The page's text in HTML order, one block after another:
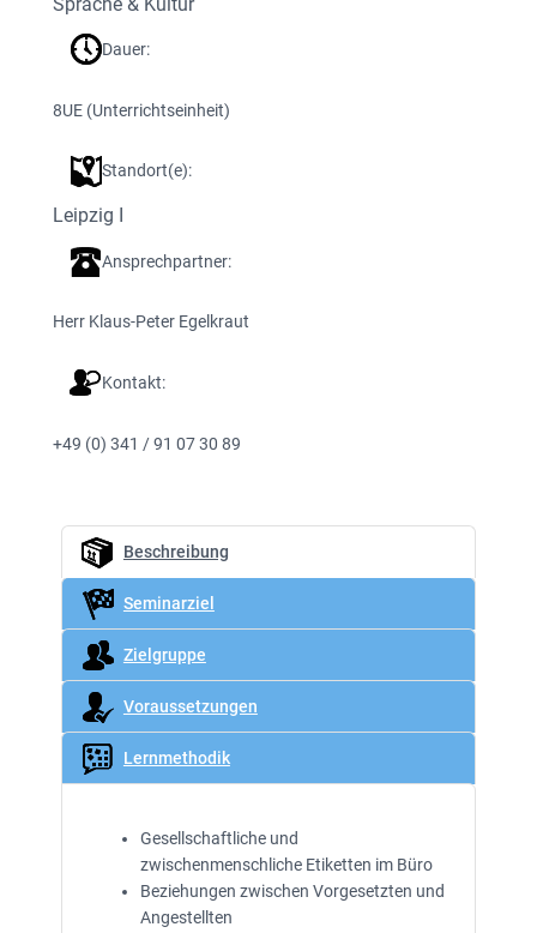
Dauer:
8UE (Unterrichtseinheit)
Standort(e):
Leipzig I
Ansprechpartner:
Herr Klaus-Peter Egelkraut
Kontakt:
+49 (0) 341 / 91 07 30 89
Beschreibung
Seminarziel
Zielgruppe
Voraussetzungen
Lernmethodik
Gesellschaftliche und
zwischenmenschliche Etiketten im Büro
Beziehungen zwischen Vorgesetzten und
Angestellten